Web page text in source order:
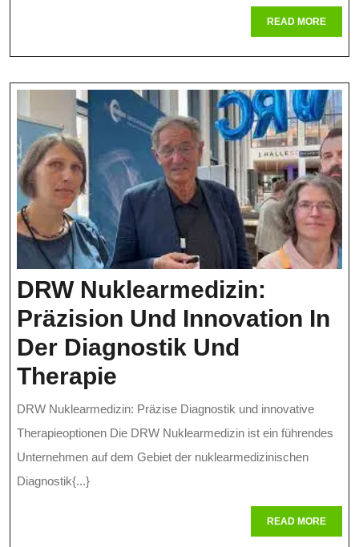
In
Der
READ MOREREAD
MORE
DRW Nuklearmedizin:
Präzision Und Innovation In
Der Diagnostik Und
Therapie
Nuklearmedizin:
Präzision
Und
DRW Nuklearmedizin: Präzise Diagnostik und innovative
Therapieoptionen Die DRW Nuklearmedizin ist ein führendes
Unternehmen auf dem Gebiet der nuklearmedizinischen
Diagnostik{...}
READ MOREREAD
MORE